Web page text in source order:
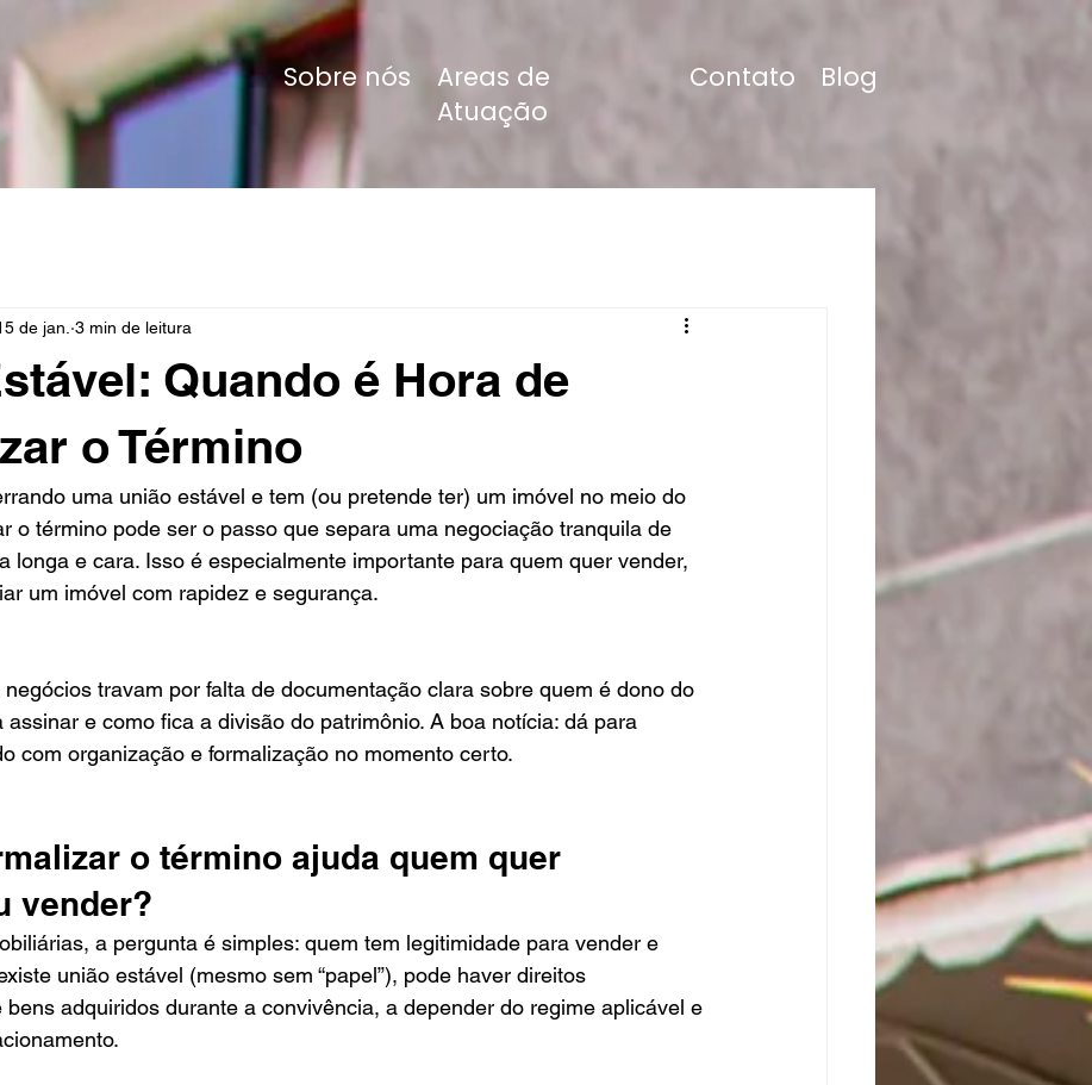
Sobre nós
Areas de
Atuação
Contato Blog
Quando é Hora de
o Término
de jan. 3 min de leitura
uma união estável e tem (ou pretende ter) um imóvel no meio do
o término pode ser o passo que separa uma negociação tranquila de
longa e cara. Isso é especialmente importante para quem quer vender,
um imóvel com rapidez e segurança.
travam por falta de documentação clara sobre quem é dono do
assinar e como fica a divisão do patrimônio. A boa notícia: dá para
com organização e formalização no momento certo.
o término ajuda quem quer
vender?
a pergunta é simples: quem tem legitimidade para vender e
união estável (mesmo sem “papel”), pode haver direitos
bens adquiridos durante a convivência, a depender do regime aplicável e